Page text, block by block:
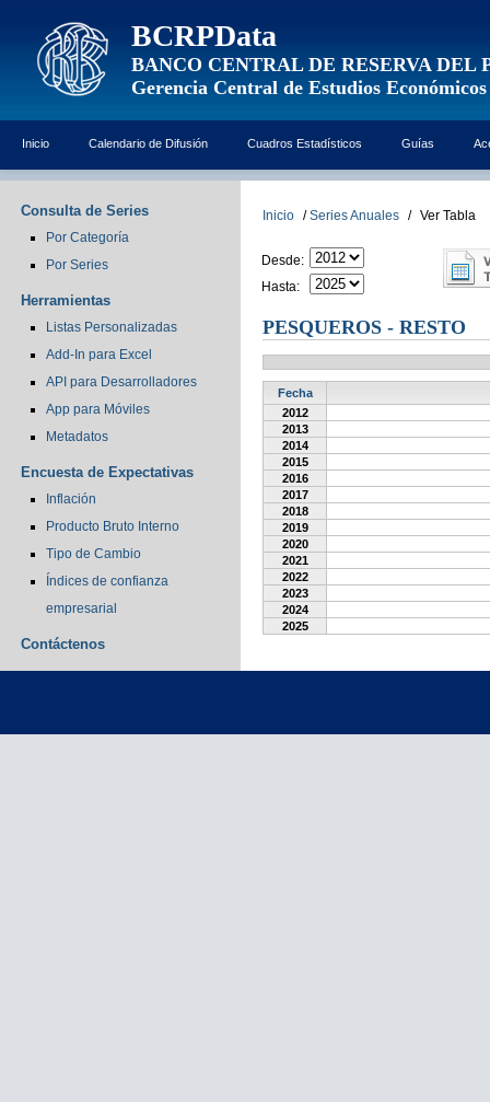
BCRPData
BANCO CENTRAL DE RESERVA DEL
Gerencia Central de Estudios Económicos
Inicio Calendario de Difusión Cuadros Estadísticos Guías
Consulta de Series
Por Categoría
Por Series
Herramientas
Listas Personalizadas
Add-In para Excel
API para Desarrolladores
App para Móviles
Metadatos
Encuesta de Expectativas
Inflación
Producto Bruto Interno
Tipo de Cambio
Índices de confianza
empresarial
Contáctenos
Inicio / Series Anuales / Ver Tabla
Desde:
Hasta:
PESQUEROS - RESTO
Fecha
2012
2013
2014
2015
2016
2017
2018
2019
2020
2021
2022
2023
2024
2025